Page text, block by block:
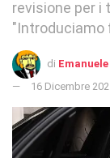
revisione per i
"Introduciamo
di
16 Dicembre